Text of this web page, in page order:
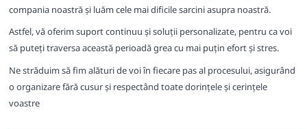
compania noastră și luăm cele mai dificile sarcini asupra noastră.
Astfel, vă oferim suport continuu și soluții personalizate, pentru ca voi
să puteți traversa această perioadă grea cu mai puțin efort și stres.
Ne străduim să fim alături de voi în fiecare pas al procesului, asigurând
o organizare fără cusur și respectând toate dorințele și cerințele
voastre